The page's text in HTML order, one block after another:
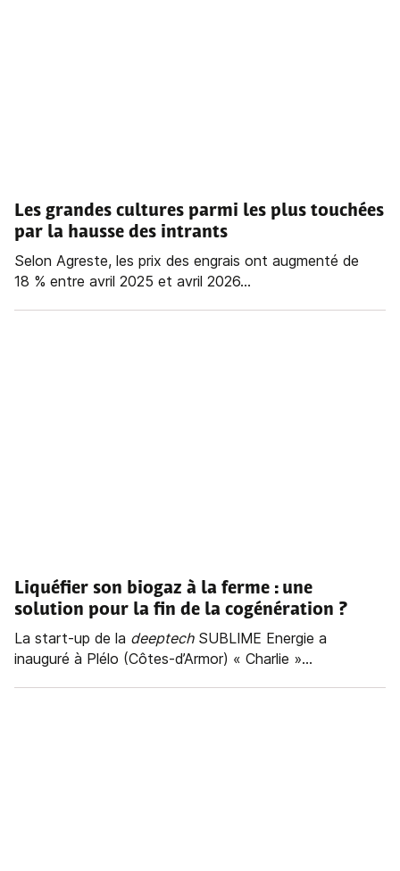
Les grandes cultures parmi les plus touchées
par la hausse des intrants
Selon Agreste, les prix des engrais ont augmenté de
18 % entre avril 2025 et avril 2026...
Liquéfier son biogaz à la ferme : une
solution pour la fin de la cogénération ?
La start-up de la deeptechSUBLIME Energie a
inauguré à Plélo (Côtes-d’Armor) « Charlie »...